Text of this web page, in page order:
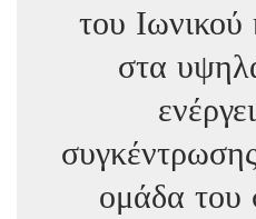
του Ιωνικού
στα
ομάδα του